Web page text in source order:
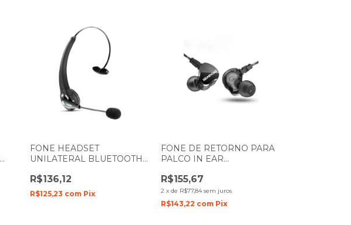
FONE HEADSET
UNILATERAL BLUETOOTH
SOUNDCASTING-400
R$136,12
R$125,23 com Pix
FONE DE RETORNO PARA
PALCO IN EAR
R$155,67
2 x de R$77,84 sem juros
R$143,22 com Pix